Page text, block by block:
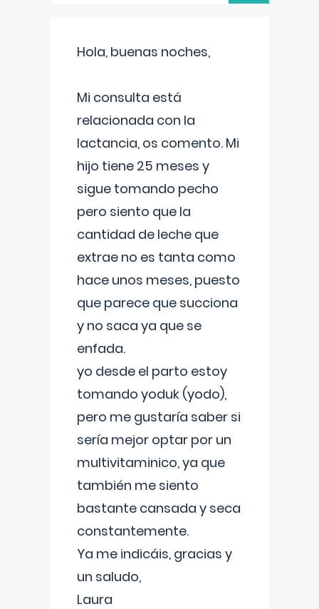
Hola, buenas noches,
Mi consulta está
relacionada con la
lactancia, os comento. Mi
hijo tiene 25 meses y
sigue tomando pecho
pero siento que la
cantidad de leche que
extrae no es tanta como
hace unos meses, puesto
que parece que succiona
y no saca ya que se
enfada.
yo desde el parto estoy
tomando yoduk (yodo),
pero me gustaría saber si
sería mejor optar por un
multivitaminico, ya que
también me siento
bastante cansada y seca
constantemente.
Ya me indicáis, gracias y
un saludo,
Laura